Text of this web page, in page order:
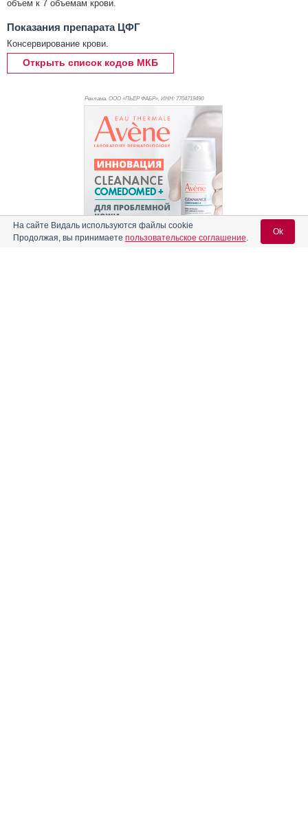
объем к 7 объемам крови.
Показания препарата ЦФГ
Консервирование крови.
Открыть список кодов МКБ
Реклама. ООО «ПЬЕР ФАБР», ИНН: 7704719490
На сайте Видаль используются файлы cookie
Продолжая, вы принимаете пользовательское соглашение.
Ok